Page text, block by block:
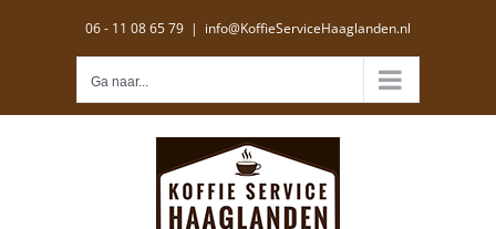
06 - 11 08 65 79 | info@KoffieServiceHaaglanden.nl
Ga naar...